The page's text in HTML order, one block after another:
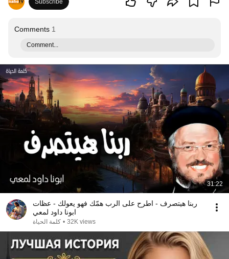
Subscribe
Comments 1
Comment...
31:22
ربنا هيتصرف - اطرح على الرب همّك فهو يعولك - عظات
ابونا داود لمعي
كلمة الحياة • 32K views